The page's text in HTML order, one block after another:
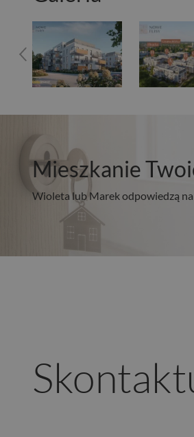
Mieszkanie
Wioleta lub Marek odpowiedzą